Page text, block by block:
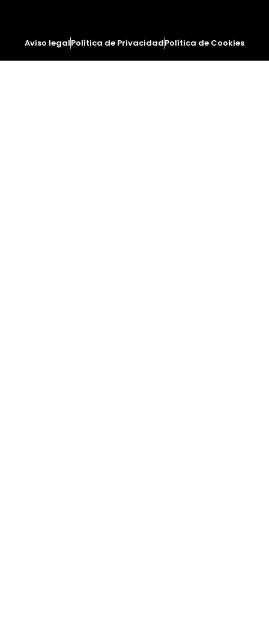
Aviso legalPolítica de PrivacidadPolítica de Cookies